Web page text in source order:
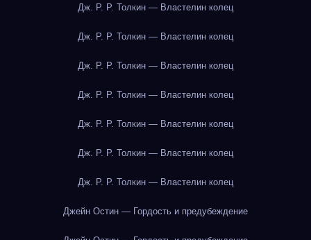
Дж. Р. Р. Толкин — Властелин колец
Дж. Р. Р. Толкин — Властелин колец
Дж. Р. Р. Толкин — Властелин колец
Дж. Р. Р. Толкин — Властелин колец
Дж. Р. Р. Толкин — Властелин колец
Дж. Р. Р. Толкин — Властелин колец
Дж. Р. Р. Толкин — Властелин колец
Джейн Остин — Гордость и предубеждение